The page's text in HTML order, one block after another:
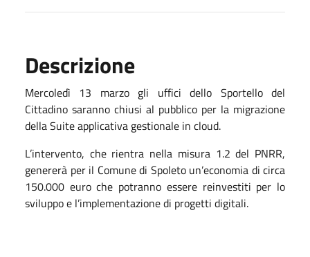
Descrizione
Mercoledì 13 marzo gli uffici dello Sportello del
Cittadino saranno chiusi al pubblico per la migrazione
della Suite applicativa gestionale in cloud.
L’intervento, che rientra nella misura 1.2 del PNRR,
genererà per il Comune di Spoleto un’economia di circa
150.000 euro che potranno essere reinvestiti per lo
sviluppo e l’implementazione di progetti digitali.